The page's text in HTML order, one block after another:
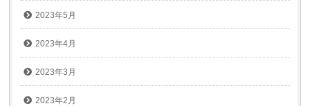
2023年5月
2023年4月
2023年3月
2023年2月